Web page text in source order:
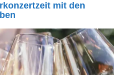
mit den